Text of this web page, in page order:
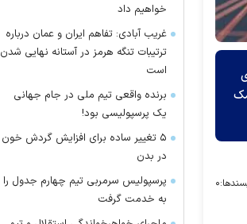
۰
خواهیم داد
غریب آبادی: تفاهم ایران و عمان درباره
ترتیبات تنگه هرمز در آستانه نهایی شدن
است
برنده واقعی تیم ملی در جام جهانی
یک پرسپولیسی بود!
۵ تغییر ساده برای افزایش گردش خون
در بدن
پرسپولیس سرمربی تیم چهارم جدول را
به خدمت گرفت